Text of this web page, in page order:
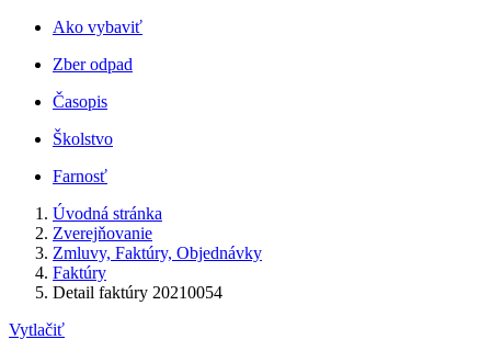
Ako vybaviť
Zber odpad
Časopis
Školstvo
Farnosť
Úvodná stránka
Zverejňovanie
Zmluvy, Faktúry, Objednávky
Faktúry
Detail faktúry 20210054
Vytlačiť